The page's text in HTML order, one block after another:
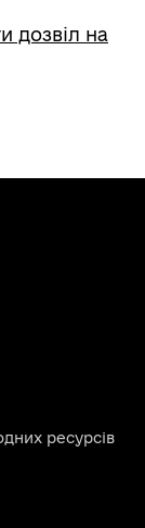
дозвіл на
ресурсів